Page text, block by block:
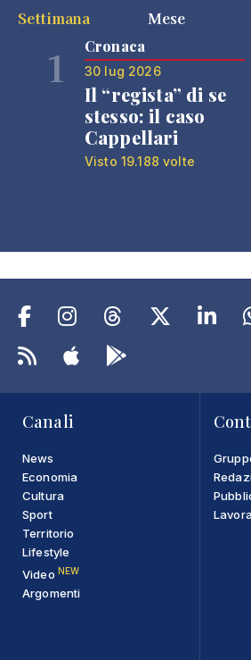
Settimana
Mese
1 Cronaca
30 lug 2026
Il “regista” di se
stesso: il caso
Cappellari
Visto 19.188 volte
Canali
News
Economia
Cultura
Sport
Territorio
Lifestyle
Video NEW
Argomenti